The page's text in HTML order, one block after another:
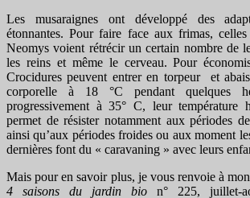
Les musaraignes ont développé des
étonnantes. Pour faire face aux frimas,
Neomys voient rétrécir un certain nombre de
les reins et même le cerveau. Pour
Crocidures peuvent entrer en torpeur et
corporelle à 18 °C pendant quelques
progressivement à 35° C, leur température
permet de résister notamment aux périodes
ainsi qu’aux périodes froides ou aux moment
dernières font du « caravaning » avec leurs
Mais pour en savoir plus, je vous renvoie à
4 saisons du jardin bio n° 225, juillet-